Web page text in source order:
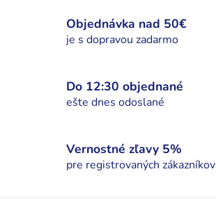
p
r
v
v
ý
s
u
Objednávka nad 50€
je s dopravou zadarmo
Do 12:30 objednané
ešte dnes odoslané
Vernostné zľavy 5%
pre registrovaných zákazníkov